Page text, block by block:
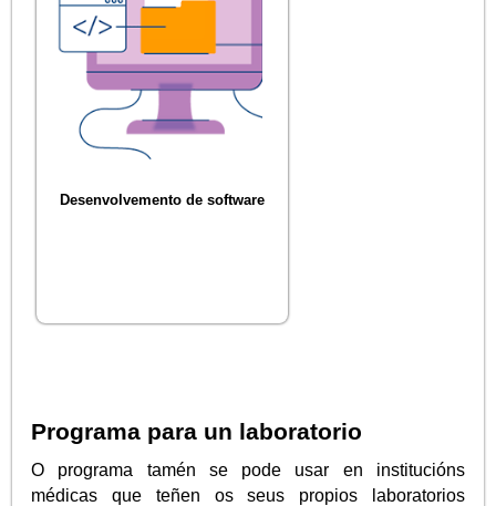
Desenvolvemento de software
Programa para un laboratorio
O programa tamén se pode usar en institucións
médicas que teñen os seus propios laboratorios